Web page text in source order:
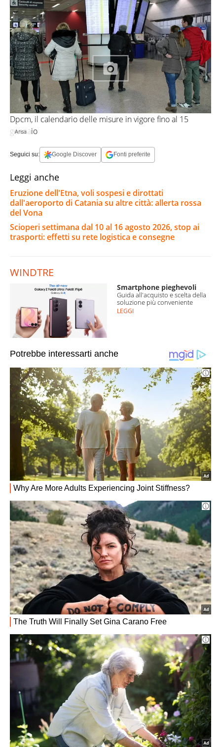
Ansa
Dpcm, il calendario delle misure in vigore fino al 15
gennaio
Seguici su: Google Discover Fonti preferite
Leggi anche
Eruzione dell'Etna, voli sospesi e dirottati
dall'aeroporto di Catania su altre città: allerta rossa
del Vona
Scioperi settimana dal 10 al 16 agosto 2026, stop ai
trasporti: effetti su rete logistica e consegne
WINDTRE
Smartphone pieghevoli
Guida all'acquisto e scelta della
soluzione più conveniente
LEGGI